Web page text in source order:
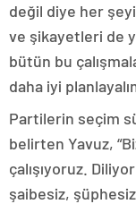
değil diye her
ve şikayetleri de
bütün bu
daha iyi
Partilerin seçim
belirten Yavuz,
çalışıyoruz.
şaibesiz,